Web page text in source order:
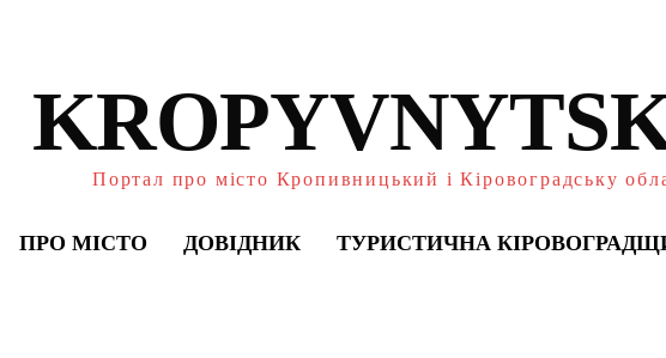
Портал про місто Кропивницький і Кіровоградську
ПРО МІСТО ДОВІДНИК ТУРИСТИЧНА